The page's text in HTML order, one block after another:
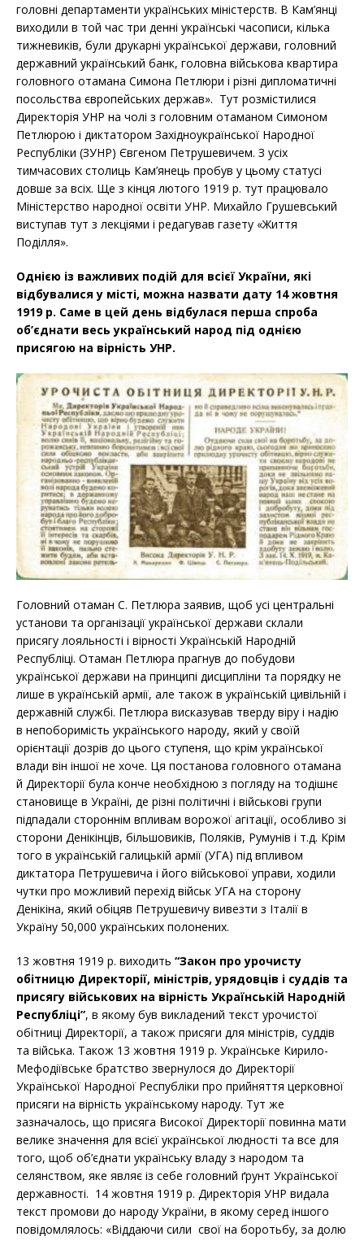
головні департаменти українських міністерств. В Кам’янці
виходили в той час три денні українські часописи, кілька
тижневиків, були друкарні української держави, головний
державний український банк, головна військова квартира
головного отамана Симона Петлюри і різні дипломатичні
посольства європейських держав». Тут розмістилися
Директорія УНР на чолі з головним отаманом Симоном
Петлюрою і диктатором Західноукраїнської Народної
Республіки (ЗУНР) Євгеном Петрушевичем. З усіх
тимчасових столиць Кам’янець пробув у цьому статусі
довше за всіх. Ще з кінця лютого 1919 р. тут працювало
Міністерство народної освіти УНР. Михайло Грушевський
виступав тут з лекціями і редагував газету «Життя
Поділля».
Однією із важливих подій для всієї України, які
відбувалися у місті, можна назвати дату 14 жовтня
1919 р. Саме в цей день відбулася перша спроба
об’єднати весь український народ під однією
присягою на вірність УНР.
Головний отаман С. Петлюра заявив, щоб усі центральні
установи та організації української держави склали
присягу лояльності і вірності Українській Народній
Республіці. Отаман Петлюра прагнув до побудови
української держави на принципі дисципліни та порядку не
лише в українській армії, але також в українській цивільній і
державній службі. Петлюра висказував тверду віру і надію
в непоборимість українського народу, який у своїй
орієнтації дозрів до цього ступеня, що крім української
влади він іншої не хоче. Ця постанова головного отамана
й Директорії була конче необхідною з погляду на тодішнє
становище в Україні, де різні політичні і військові групи
підпадали стороннім впливам ворожої агітації, особливо зі
сторони Денікінців, більшовиків, Поляків, Румунів і т.д. Крім
того в українській галицькій армії (УГА) під впливом
диктатора Петрушевича і його військової управи, ходили
чутки про можливий перехід військ УГА на сторону
Денікіна, який обіцяв Петрушевичу вивезти з Італії в
Україну 50,000 українських полонених.
13 жовтня 1919 р. виходить “Закон про урочисту
обітницю Директорії, міністрів, урядовців і суддів та
присягу військових на вірність Українській Народній
Республіці”, в якому був викладений текст урочистої
обітниці Директорії, а також присяги для міністрів, суддів
та війська. Також 13 жовтня 1919 р. Українське Кирило-
Мефодіївське братство звернулося до Директорії
Української Народної Республіки про прийняття церковної
присяги на вірність українському народу. Тут же
зазначалось, що присяга Високої Директорії повинна мати
велике значення для всієї української людності та все для
того, щоб об’єднати українську владу з народом та
селянством, яке являє із себе головний ґрунт Української
державності. 14 жовтня 1919 р. Директорія УНР видала
текст промови до народу України, в якому серед іншого
повідомлялось: «Віддаючи сили свої на боротьбу, за долю